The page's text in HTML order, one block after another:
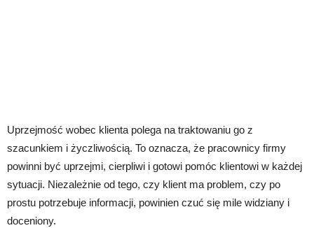
Uprzejmość wobec klienta polega na traktowaniu go z
szacunkiem i życzliwością. To oznacza, że pracownicy firmy
powinni być uprzejmi, cierpliwi i gotowi pomóc klientowi w każdej
sytuacji. Niezależnie od tego, czy klient ma problem, czy po
prostu potrzebuje informacji, powinien czuć się mile widziany i
doceniony.